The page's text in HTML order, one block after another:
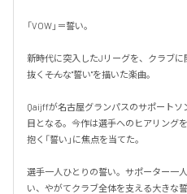
「VOW」＝誓い。
新時代に突入したJリーグを、クラブ
抜く――そんな"誓い"を描いた楽曲。
Qaijffが名古屋グランパスのサポートソ
目となる。今作は選手へのヒアリング
抱く「誓い」に焦点を当てた。
選手一人ひとりの誓い。サポーター一
い、やがてクラブ全体を支える大きな誓